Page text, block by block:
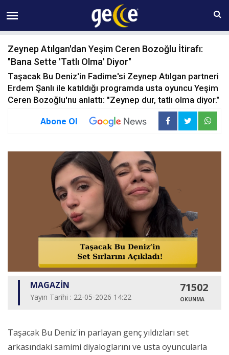
08 AĞUSTOS Cumartesi 22:44
Zeynep Atılgan'dan Yeşim Ceren Bozoğlu İtirafı:
"Bana Sette 'Tatlı Olma' Diyor"
Taşacak Bu Deniz'in Fadime'si Zeynep Atılgan partneri
Erdem Şanlı ile katıldığı programda usta oyuncu Yeşim
Ceren Bozoğlu'nu anlattı: "Zeynep dur, tatlı olma diyor."
Abone Ol
MAGAZİN
Yayın Tarihi : 22-05-2026 14:22
71502
OKUNMA
Taşacak Bu Deniz'in parlayan genç yıldızları set
arkasındaki samimi diyaloglarını ve usta oyuncularla